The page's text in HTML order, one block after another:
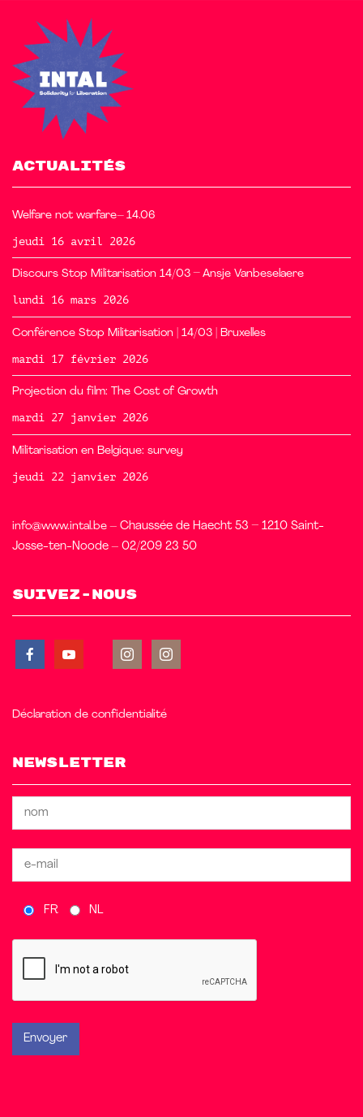
ACTUALITÉS
Welfare not warfare– 14.06
jeudi 16 avril 2026
Discours Stop Militarisation 14/03 – Ansje Vanbeselaere
lundi 16 mars 2026
Conférence Stop Militarisation | 14/03 | Bruxelles
mardi 17 février 2026
Projection du film: The Cost of Growth
mardi 27 janvier 2026
Militarisation en Belgique: survey
jeudi 22 janvier 2026
info@www.intal.be – Chaussée de Haecht 53 – 1210 Saint-
Josse-ten-Noode – 02/209 23 50
Suivez-nous
Déclaration de confidentialité
Newsletter
FR NL